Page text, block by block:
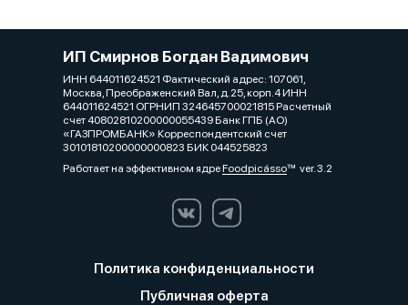
ИП Смирнов Богдан Вадимович
ИНН 644011624521 Фактический адрес: 107061,
Москва, Преображенский Вал, д.25, корп.4 ИНН
644011624521 ОГРНИП 324645700021815 Расчетный
счет 40802810200000055439 Банк ГПБ (АО)
«ГАЗПРОМБАНК» Корреспондентский счет
30101810200000000823 БИК 044525823
Работает на эффективном ядреFoodpicássover. 3.2
Политика конфиденциальности
Публичная оферта